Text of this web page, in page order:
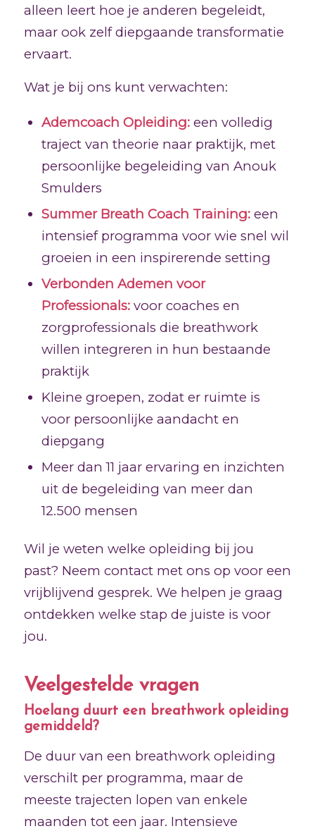
alleen leert hoe je anderen begeleidt,
maar ook zelf diepgaande transformatie
ervaart.
Wat je bij ons kunt verwachten:
Ademcoach Opleiding:een volledig
traject van theorie naar praktijk, met
persoonlijke begeleiding van Anouk
Smulders
Summer Breath Coach Training:een
intensief programma voor wie snel wil
groeien in een inspirerende setting
Verbonden Ademen voor
Professionals:voor coaches en
zorgprofessionals die breathwork
willen integreren in hun bestaande
praktijk
Kleine groepen, zodat er ruimte is
voor persoonlijke aandacht en
diepgang
Meer dan 11 jaar ervaring en inzichten
uit de begeleiding van meer dan
12.500 mensen
Wil je weten welke opleiding bij jou
past? Neem contact met ons op voor een
vrijblijvend gesprek. We helpen je graag
ontdekken welke stap de juiste is voor
jou.
Veelgestelde vragen
Hoelang duurt een breathwork opleiding
gemiddeld?
De duur van een breathwork opleiding
verschilt per programma, maar de
meeste trajecten lopen van enkele
maanden tot een jaar. Intensieve